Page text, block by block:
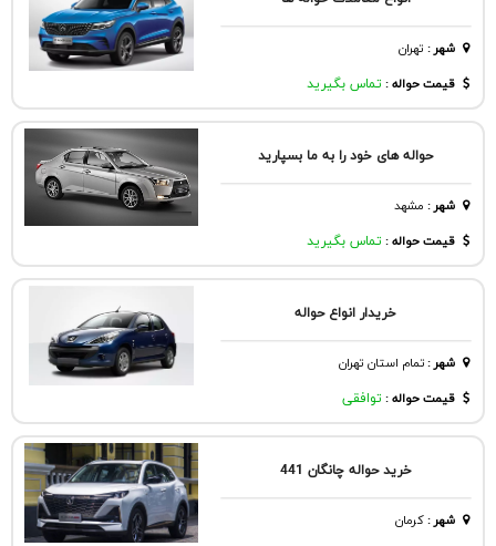
شهر: تهران
قیمت حواله : تماس بگیرید
حواله های خود را به ما بسپارید
شهر: مشهد
قیمت حواله : تماس بگیرید
خریدار انواع حواله
شهر:تمام استان تهران
قیمت حواله : توافقی
خرید حواله چانگان 441
شهر:كرمان